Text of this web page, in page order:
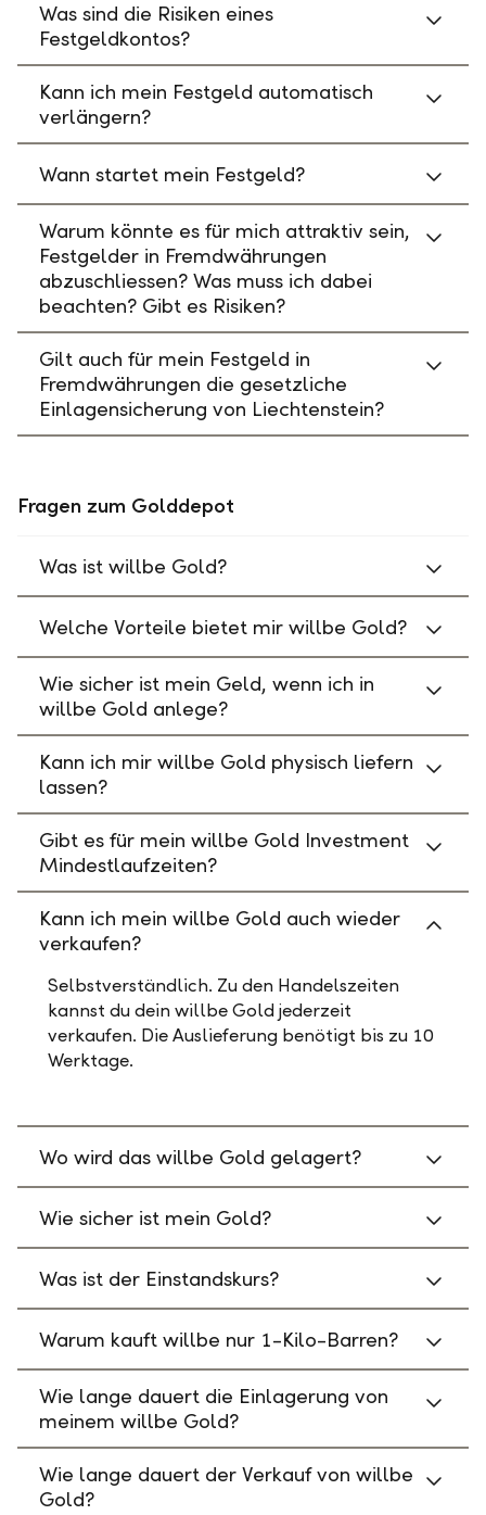
Was sind die Risiken eines
Festgeldkontos?
Kann ich mein Festgeld automatisch
verlängern?
Wann startet mein Festgeld?
Warum könnte es für mich attraktiv sein,
Festgelder in Fremdwährungen
abzuschliessen? Was muss ich dabei
beachten? Gibt es Risiken?
Gilt auch für mein Festgeld in
Fremdwährungen die gesetzliche
Einlagensicherung von Liechtenstein?
Fragen zum Golddepot
Was ist willbe Gold?
Welche Vorteile bietet mir willbe Gold?
Wie sicher ist mein Geld, wenn ich in
willbe Gold anlege?
Kann ich mir willbe Gold physisch liefern
lassen?
Gibt es für mein willbe Gold Investment
Mindestlaufzeiten?
Kann ich mein willbe Gold auch wieder
verkaufen?
Selbstverständlich. Zu den Handelszeiten
kannst du dein willbe Gold jederzeit
verkaufen. Die Auslieferung benötigt bis zu 10
Werktage.
Wo wird das willbe Gold gelagert?
Wie sicher ist mein Gold?
Was ist der Einstandskurs?
Warum kauft willbe nur 1-Kilo-Barren?
Wie lange dauert die Einlagerung von
meinem willbe Gold?
Wie lange dauert der Verkauf von willbe
Gold?